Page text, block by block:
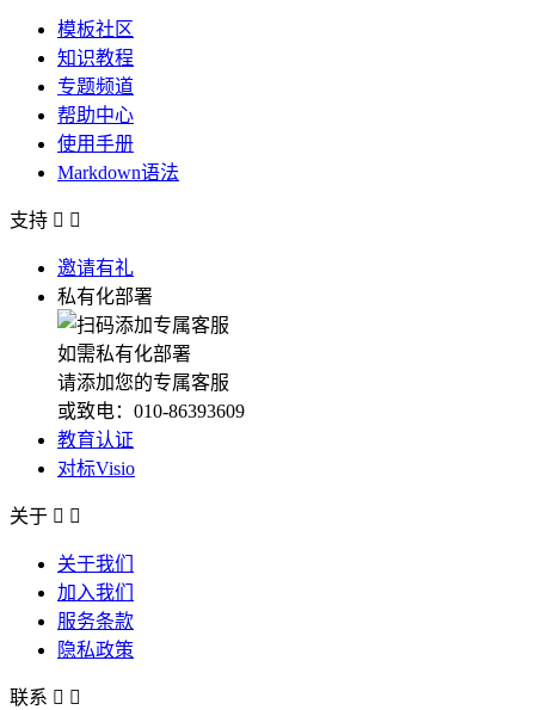
模板社区
知识教程
专题频道
帮助中心
使用手册
Markdown语法
支持  
邀请有礼
私有化部署
如需私有化部署
请添加您的专属客服
或致电：010-86393609
教育认证
对标Visio
关于  
关于我们
加入我们
服务条款
隐私政策
联系  